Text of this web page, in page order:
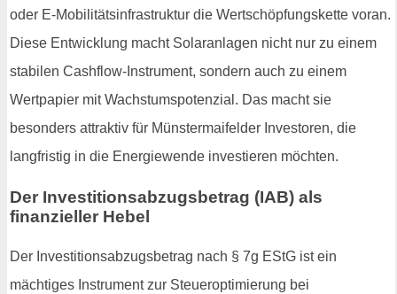
oder E-Mobilitätsinfrastruktur die Wertschöpfungskette voran.
Diese Entwicklung macht Solaranlagen nicht nur zu einem
stabilen Cashflow-Instrument, sondern auch zu einem
Wertpapier mit Wachstumspotenzial. Das macht sie
besonders attraktiv für Münstermaifelder Investoren, die
langfristig in die Energiewende investieren möchten.
Der Investitionsabzugsbetrag (IAB) als
finanzieller Hebel
Der Investitionsabzugsbetrag nach § 7g EStG ist ein
mächtiges Instrument zur Steueroptimierung bei